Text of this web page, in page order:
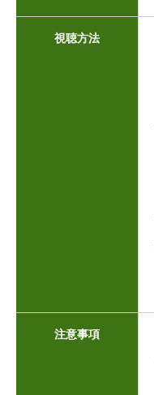
視聴方法
注意事項